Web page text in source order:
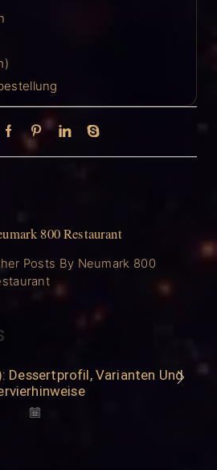
800 Restaurant
Posts By Neumark 800
Dessertprofil, Varianten Und